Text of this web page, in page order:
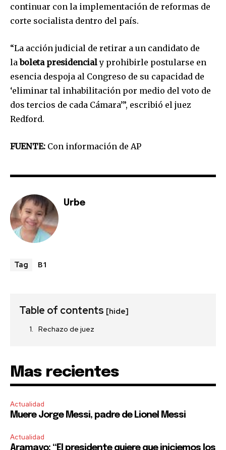
continuar con la implementación de reformas de
corte socialista dentro del país.
“La acción judicial de retirar a un candidato de
laboleta presidencialy prohibirle postularse en
esencia despoja al Congreso de su capacidad de
‘eliminar tal inhabilitación por medio del voto de
dos tercios de cada Cámara’”, escribió el juez
Redford.
FUENTE: Con información de AP
Urbe
Tag B1
Table of contents [hide]
Rechazo de juez
Mas recientes
Actualidad
Muere Jorge Messi, padre de Lionel Messi
Actualidad
Aramayo: “El presidente quiere que iniciemos los